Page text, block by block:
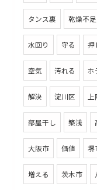
タンス裏 乾燥不足
水回り 守る 押
空気 汚れる ホ
解決 淀川区 上
部屋干し 築浅
大阪市 価値 堺
増える 茨木市